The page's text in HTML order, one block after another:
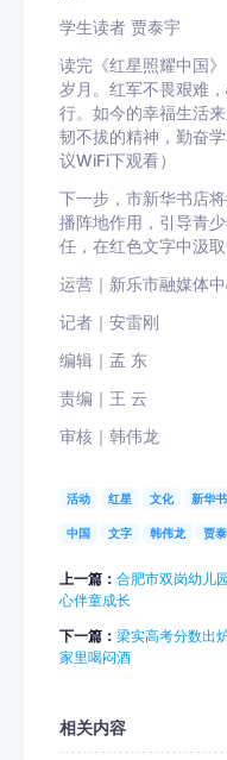
学生读者 贾泰宇
读完《红星照耀中国
岁月。红军不畏艰难
行。如今的幸福生活
韧不拔的精神，勤奋
议WiFi下观看）
下一步，市新华书店
播阵地作用，引导青
任，在红色文字中汲取
运营｜新乐市融媒体
记者｜安雷刚
编辑｜孟 东
责编｜王 云
审核｜韩伟龙
活动 红星 文化 新华
中国 文字 韩伟龙 贾
上一篇： 合肥市双岗幼儿
心伴童成长
下一篇： 梁实高考分数出
家里喝闷酒
相关内容